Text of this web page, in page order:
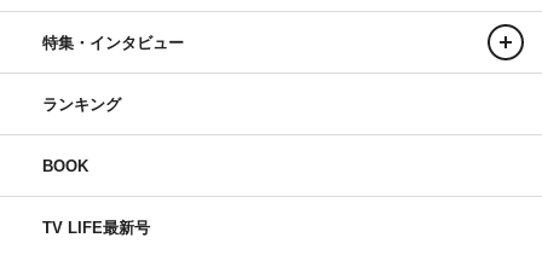
特集・インタビュー
ランキング
BOOK
TV LIFE最新号